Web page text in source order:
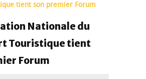
tient son premier Forum
Nationale du
Touristique tient
Forum